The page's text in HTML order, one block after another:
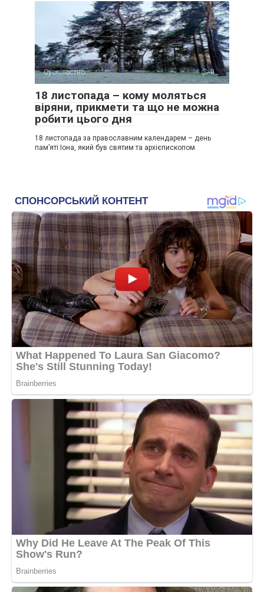
Суспільство 0
18 листопада – кому моляться
віряни, прикмети та що не можна
робити цього дня
18 листопада за православним календарем – день
пам’яті Іона, який був святим та архієпископом